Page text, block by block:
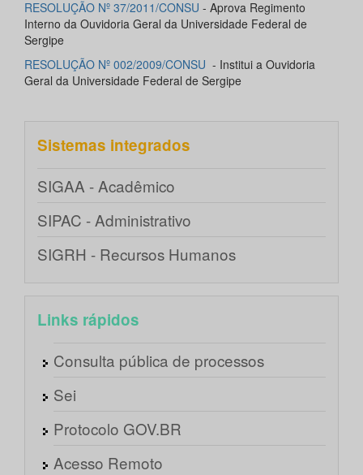
RESOLUÇÃO Nº 37/2011/CONSU - Aprova Regimento
Interno da Ouvidoria Geral da Universidade Federal de
Sergipe
RESOLUÇÃO Nº 002/2009/CONSU - Institui a Ouvidoria
Geral da Universidade Federal de Sergipe
Sistemas integrados
SIGAA - Acadêmico
SIPAC - Administrativo
SIGRH - Recursos Humanos
Links rápidos
Consulta pública de processos
Sei
Protocolo GOV.BR
Acesso Remoto